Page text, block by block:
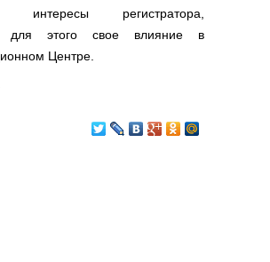
интересы регистратора,
для этого свое влияние в
Центре.